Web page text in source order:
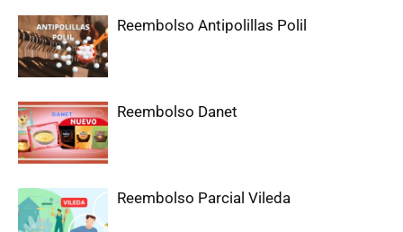
Reembolso Antipolillas Polil
Reembolso Danet
Reembolso Parcial Vileda